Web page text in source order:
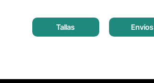
Tallas Envíos